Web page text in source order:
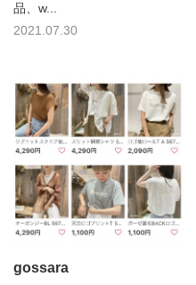
品、w...
2021.07.30
gossara